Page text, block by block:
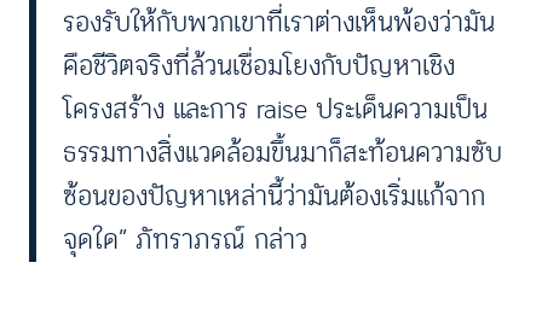
รองรับให้กับพวกเขาที่เราต่างเห็นพ้องว่ามัน
คือชีวิตจริงที่ล้วนเชื่อมโยงกับปัญหาเชิง
โครงสร้าง และการ raise ประเด็นความเป็น
ธรรมทางสิ่งแวดล้อมขึ้นมาก็สะท้อนความซับ
ซ้อนของปัญหาเหล่านี้ว่ามันต้องเริ่มแก้จาก
จุดใด” ภัทราภรณ์ กล่าว